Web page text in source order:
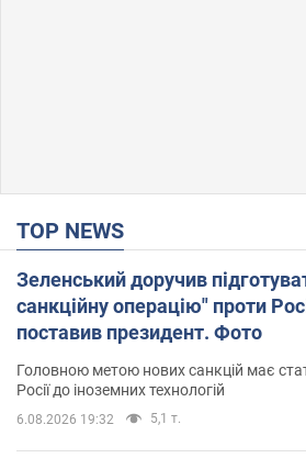
TOP NEWS
Зеленський доручив
санкційну операцію" проти
поставив президент. Фото
Головною метою нових санкцій має
Росії до іноземних технологій
6.08.2026 19:32 5,1 т.